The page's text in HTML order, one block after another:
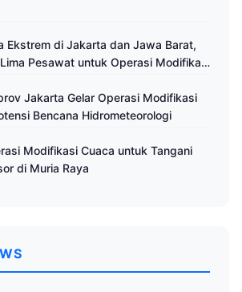
Ekstrem di Jakarta dan Jawa Barat,
Lima Pesawat untuk Operasi Modifikasi
Jakarta Gelar Operasi Modifikasi
Bencana Hidrometeorologi
Modifikasi Cuaca untuk Tangani
di Muria Raya